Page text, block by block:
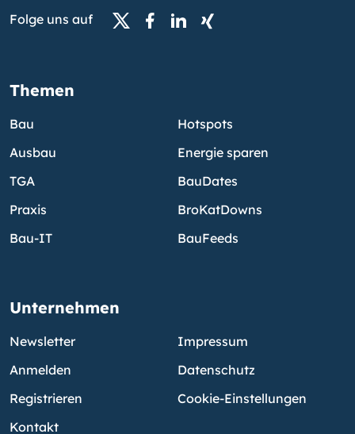
Folge uns auf
Themen
Bau
Ausbau
TGA
Praxis
Bau-IT
Hotspots
Energie sparen
BauDates
BroKatDowns
BauFeeds
Unternehmen
Newsletter
Anmelden
Registrieren
Kontakt
Impressum
Datenschutz
Cookie-Einstellungen